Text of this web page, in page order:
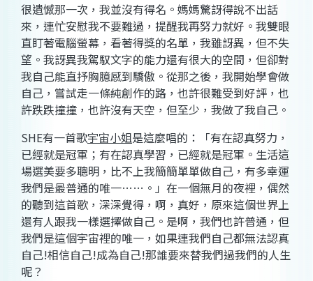
很遺憾那一次，我並沒有得名。媽媽驚訝得說不出話
來，連忙安慰我不要難過，提醒我再努力就好。我雙眼
直盯著電腦螢幕，看著得獎的名單，我雖訝異，但不失
望。我訝異我駕馭文字的能力還有很大的空間，但卻對
我自己能直抒胸臆感到驕傲。從那之後，我開始學會做
自己，嘗試走一條純創作的路，也許很難受到好評，也
許跌跌撞撞，也許沒有天空，但至少，我做了我自己。
SHE有一首歌宇宙小姐是這麼唱的：「有在認真努力，
已經就是冠軍；有在認真學習，已經就是冠軍。生活這
場選美要多聰明，比不上我簡簡單單做自己，有多幸運
我們是最普通的唯一……。」在一個無月的夜裡，偶然
的聽到這首歌，深深覺得，啊，真好，原來這個世界上
還有人跟我一樣選擇做自己。是啊，我們也許普通，但
我們是這個宇宙裡的唯一，如果連我們自己都無法認真
自己!相信自己!成為自己!那誰要來替我們過我們的人生
呢？